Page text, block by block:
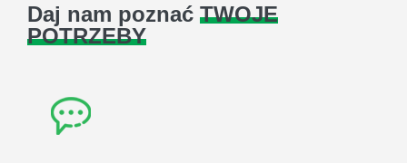
Daj nam poznać TWOJE
POTRZEBY